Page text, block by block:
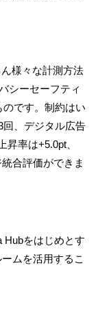
様々な計測方法
シーセーフティ
です。制約はい
回、デジタル広告
率は+5.0pt、
合評価ができま
Hubをはじめとす
ムを活用するこ